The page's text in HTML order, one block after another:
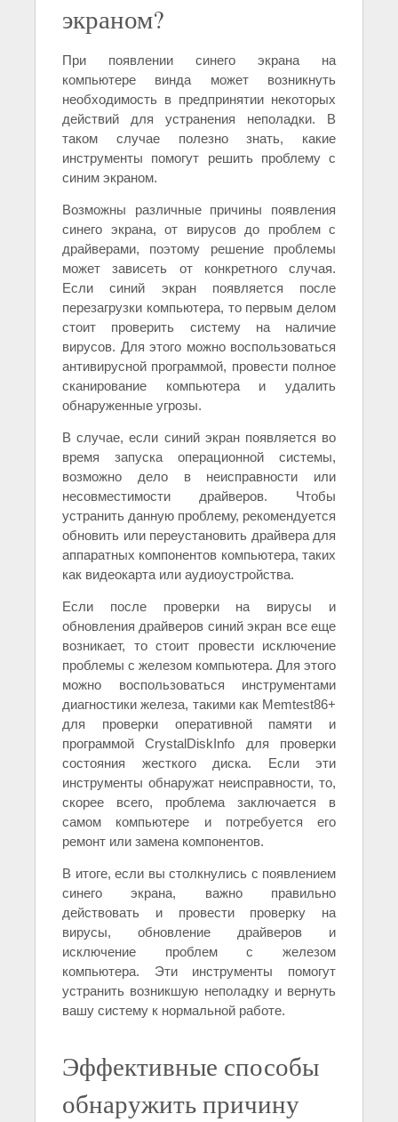
экраном?
При появлении синего экрана на
компьютере винда может возникнуть
необходимость в предпринятии некоторых
действий для устранения неполадки. В
таком случае полезно знать, какие
инструменты помогут решить проблему с
синим экраном.
Возможны различные причины появления
синего экрана, от вирусов до проблем с
драйверами, поэтому решение проблемы
может зависеть от конкретного случая.
Если синий экран появляется после
перезагрузки компьютера, то первым делом
стоит проверить систему на наличие
вирусов. Для этого можно воспользоваться
антивирусной программой, провести полное
сканирование компьютера и удалить
обнаруженные угрозы.
В случае, если синий экран появляется во
время запуска операционной системы,
возможно дело в неисправности или
несовместимости драйверов. Чтобы
устранить данную проблему, рекомендуется
обновить или переустановить драйвера для
аппаратных компонентов компьютера, таких
как видеокарта или аудиоустройства.
Если после проверки на вирусы и
обновления драйверов синий экран все еще
возникает, то стоит провести исключение
проблемы с железом компьютера. Для этого
можно воспользоваться инструментами
диагностики железа, такими как Memtest86+
для проверки оперативной памяти и
программой CrystalDiskInfo для проверки
состояния жесткого диска. Если эти
инструменты обнаружат неисправности, то,
скорее всего, проблема заключается в
самом компьютере и потребуется его
ремонт или замена компонентов.
В итоге, если вы столкнулись с появлением
синего экрана, важно правильно
действовать и провести проверку на
вирусы, обновление драйверов и
исключение проблем с железом
компьютера. Эти инструменты помогут
устранить возникшую неполадку и вернуть
вашу систему к нормальной работе.
Эффективные способы
обнаружить причину